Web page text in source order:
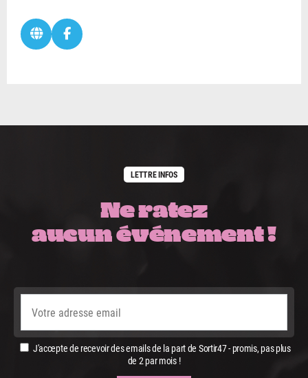
LETTRE INFOS
Ne ratez
aucun événement !
J'accepte de recevoir des emails de la part de Sortir47 - promis, pas plus
de 2 par mois !